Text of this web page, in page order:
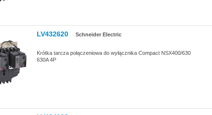
LV432620 Schneider Electric
Krótka tarcza połączeniowa do wyłącznika Compact NSX400/630
630A 4P